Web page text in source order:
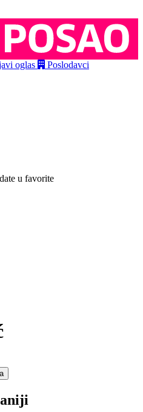
oglas Poslodavci
u favorite